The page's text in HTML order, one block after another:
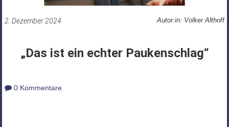
2. Dezember 2024 Autor:in: Volker Althoff
„Das ist ein echter Paukenschlag“
0 Kommentare